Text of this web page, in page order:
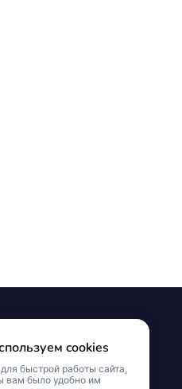
cookies
быстрой работы сайта,
вам было удобно им